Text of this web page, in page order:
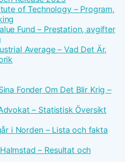
of Technology – Program,
Fund – Prestation, avgifter
Average – Vad Det Är,
Fonder Om Det Blir Krig –
– Statistisk Översikt
i Norden – Lista och fakta
– Resultat och